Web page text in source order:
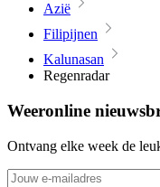
Azië
Filipijnen
Kalunasan
Regenradar
Weeronline
Ontvang elke week de